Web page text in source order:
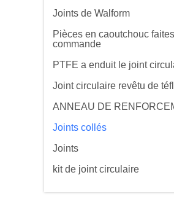
Joints de Walform
Pièces en caoutchouc
commande
PTFE a enduit le joint
Joint circulaire revêtu de
ANNEAU DE
Joints collés
Joints
kit de joint circulaire